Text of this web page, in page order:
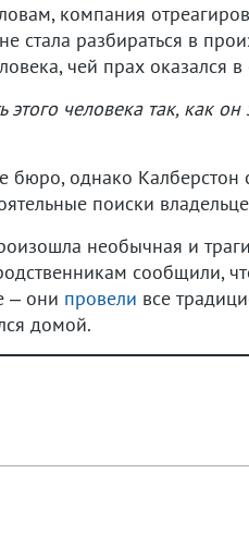
компания
стала разбираться в
чей прах оказался в
человека так, как он
однако Калберстон
поиски
необычная и
сообщили,
– они провели все
домой.